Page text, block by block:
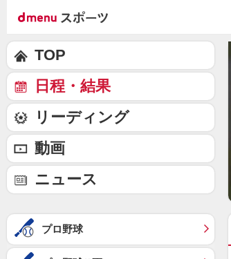
TOP
日程・結果
リーディング
動画
ニュース
プロ野球